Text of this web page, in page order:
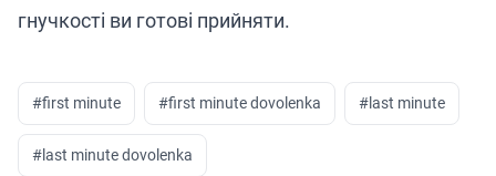
гнучкості ви готові прийняти.
#first minute #first minute dovolenka #last minute
#last minute dovolenka